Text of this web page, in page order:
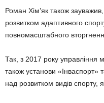
Роман Хім’як також
розвитком адаптивного
повномасштабного
Так, з 2017 року управління
також установи
над розвитком видів спорту,